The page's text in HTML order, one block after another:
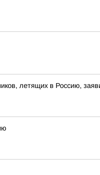
летящих в Россию,